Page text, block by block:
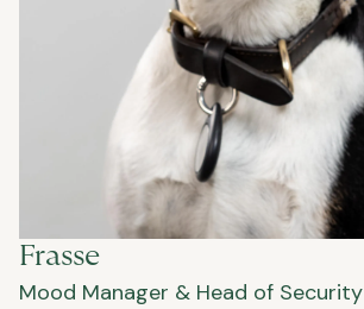
Frasse
Mood Manager & Head of Security